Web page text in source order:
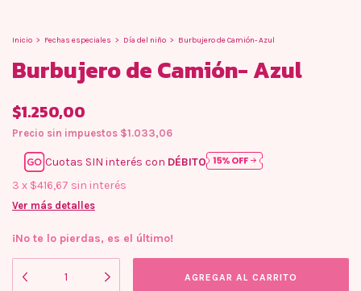
Inicio > Fechas especiales > Día del niño > Burbujero de Camión- Azul
Burbujero de Camión- Azul
$1.250,00
Precio sin impuestos $1.033,06
Cuotas SIN interés con DÉBITO
3 x $416,67 sin interés
Ver más detalles
¡No te lo pierdas, es el último!